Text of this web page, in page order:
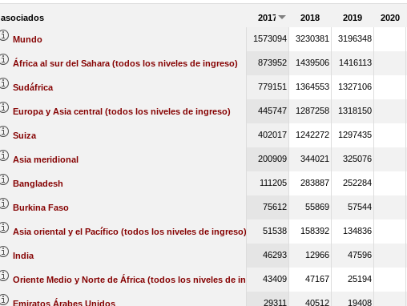
asociados 2017 2018 2019 2020
Mundo 1573094 3230381 3196348
África al sur del Sahara (todos los niveles de ingreso) 873952 1439506 1416113
Sudáfrica 779151 1364553 1327106
Europa y Asia central (todos los niveles de ingreso) 445747 1287258 1318150
Suiza 402017 1242272 1297435
Asia meridional 200909 344021 325076
Bangladesh 111205 283887 252284
Burkina Faso 75612 55869 57544
Asia oriental y el Pacífico (todos los niveles de ingreso) 51538 158392 134836
India 46293 12966 47596
Oriente Medio y Norte de África (todos los niveles de ingreso)43409 47167 25194
Emiratos Árabes Unidos 29311 40512 19408